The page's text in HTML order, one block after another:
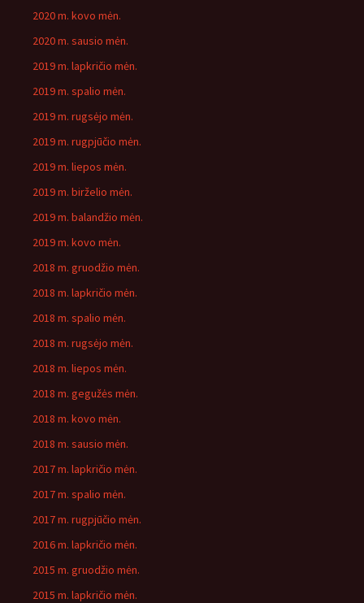
2020 m. kovo mėn.
2020 m. sausio mėn.
2019 m. lapkričio mėn.
2019 m. spalio mėn.
2019 m. rugsėjo mėn.
2019 m. rugpjūčio mėn.
2019 m. liepos mėn.
2019 m. birželio mėn.
2019 m. balandžio mėn.
2019 m. kovo mėn.
2018 m. gruodžio mėn.
2018 m. lapkričio mėn.
2018 m. spalio mėn.
2018 m. rugsėjo mėn.
2018 m. liepos mėn.
2018 m. gegužės mėn.
2018 m. kovo mėn.
2018 m. sausio mėn.
2017 m. lapkričio mėn.
2017 m. spalio mėn.
2017 m. rugpjūčio mėn.
2016 m. lapkričio mėn.
2015 m. gruodžio mėn.
2015 m. lapkričio mėn.